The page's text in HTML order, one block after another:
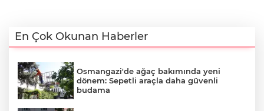
En Çok Okunan Haberler
Osmangazi'de ağaç bakımında yeni
dönem: Sepetli araçla daha güvenli
budama